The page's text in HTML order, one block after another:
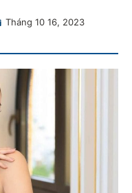
Tháng 10 16, 2023